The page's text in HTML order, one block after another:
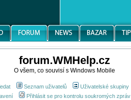
forum.WMHelp.cz
O všem, co souvisí s Windows Mobile
Seznam uživatelů Uživatelské skupiny
Přihlásit se pro kontrolu soukromých zpráv